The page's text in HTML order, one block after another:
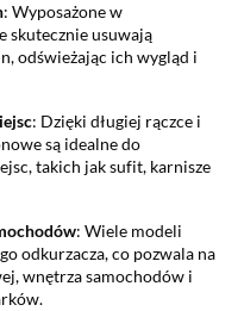
: Wyposażone w
skutecznie usuwają
odświeżając ich wygląd i
: Dzięki długiej rączce i
są idealne do
takich jak sufit, karnisze
: Wiele modeli
odkurzacza, co pozwala na
wnętrza samochodów i